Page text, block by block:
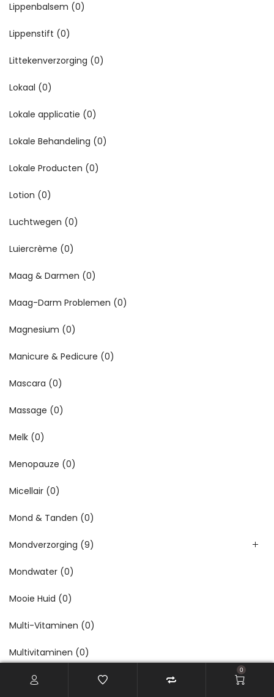
Lippenbalsem (0)
Lippenstift (0)
Littekenverzorging (0)
Lokaal (0)
Lokale applicatie (0)
Lokale Behandeling (0)
Lokale Producten (0)
Lotion (0)
Luchtwegen (0)
Luiercrème (0)
Maag & Darmen (0)
Maag-Darm Problemen (0)
Magnesium (0)
Manicure & Pedicure (0)
Mascara (0)
Massage (0)
Melk (0)
Menopauze (0)
Micellair (0)
Mond & Tanden (0)
Mondverzorging (9)
Mondwater (0)
Mooie Huid (0)
Multi-Vitaminen (0)
Multivitaminen (0)
Na het Scheren
0